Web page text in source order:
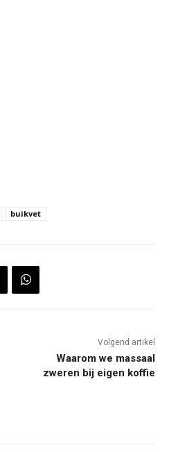
buikvet
Volgend artikel
Waarom we massaal
zweren bij eigen koffie